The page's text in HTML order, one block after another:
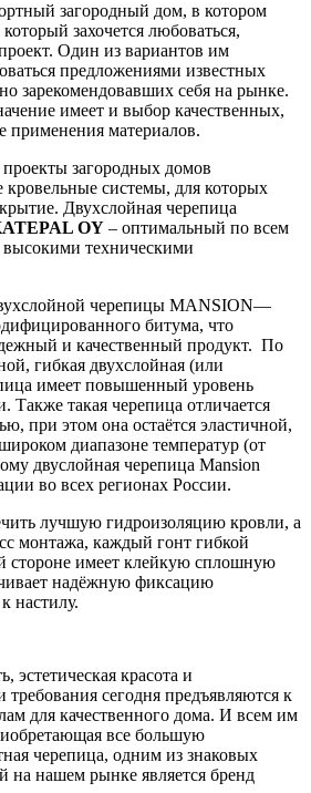
загородный дом, в котором
захочется любоваться,
Один из вариантов им
предложениями известных
зарекомендовавших себя на рынке.
имеет и выбор качественных,
материалов.
загородных домов
системы, для которых
Двухслойная черепица
OY – оптимальный по всем
высокими техническими
черепицы MANSION—
битума, что
и качественный продукт. По
гибкая двухслойная (или
имеет повышенный уровень
Также такая черепица отличается
при этом она остаётся эластичной,
диапазоне температур (от
двуслойная черепица Mansion
во всех регионах России.
лучшую гидроизоляцию кровли, а
монтажа, каждый гонт гибкой
стороне имеет клейкую сплошную
надёжную фиксацию
настилу.
эстетическая красота и
требования сегодня предъявляются к
для качественного дома. И всем им
все большую
черепица, одним из знаковых
на нашем рынке является бренд